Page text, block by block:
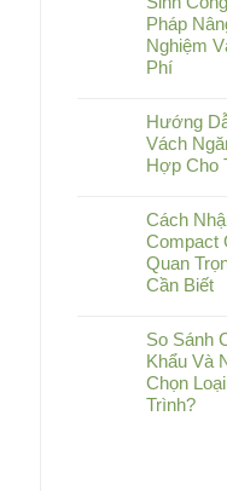
Pháp
Nghiệm
Phí
Hướng
Vách
Hợp Cho
Cách
Compact
Quan
Cần Biết
So Sánh
Khẩu Và
Chọn
Trình?